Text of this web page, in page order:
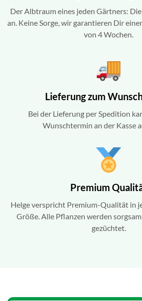
Der Albtraum eines jeden Gärtners:
an. Keine Sorge, wir garantieren Dir
von 4 Wochen.
Lieferung zum
Bei der Lieferung per Spedition
Wunschtermin an der Kasse
Premium
Helge verspricht Premium-Qualität in
Größe. Alle Pflanzen werden
gezüchtet.